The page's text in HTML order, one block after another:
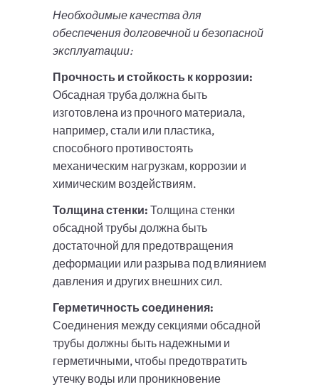
Необходимые качества для
обеспечения долговечной и безопасной
эксплуатации:
Прочность и стойкость к коррозии:
Обсадная труба должна быть
изготовлена из прочного материала,
например, стали или пластика,
способного противостоять
механическим нагрузкам, коррозии и
химическим воздействиям.
Толщина стенки: Толщина стенки
обсадной трубы должна быть
достаточной для предотвращения
деформации или разрыва под влиянием
давления и других внешних сил.
Герметичность соединения:
Соединения между секциями обсадной
трубы должны быть надежными и
герметичными, чтобы предотвратить
утечку воды или проникновение